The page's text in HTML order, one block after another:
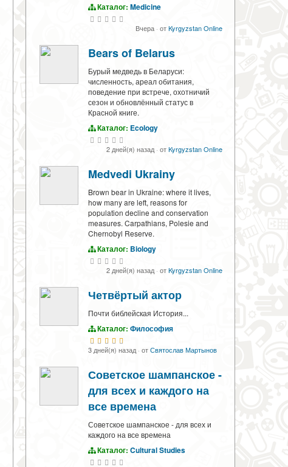
Каталог: Medicine
Вчера · отKyrgyzstan Online
Bears of Belarus
Бурый медведь в Беларуси:
численность, ареал обитания,
поведение при встрече, охотничий
сезон и обновлённый статус в
Красной книге.
Каталог: Ecology
2 дней(я) назад· отKyrgyzstan Online
Medvedi Ukrainy
Brown bear in Ukraine: where it lives,
how many are left, reasons for
population decline and conservation
measures. Carpathians, Polesie and
Chernobyl Reserve.
Каталог: Biology
2 дней(я) назад· отKyrgyzstan Online
Четвёртый актор
Почти библейская История...
Каталог: Философия
3 дней(я) назад· отСвятослав Мартынов
Советское шампанское -
для всех и каждого на
все времена
Советское шампанское - для всех и
каждого на все времена
Каталог: Cultural Studies